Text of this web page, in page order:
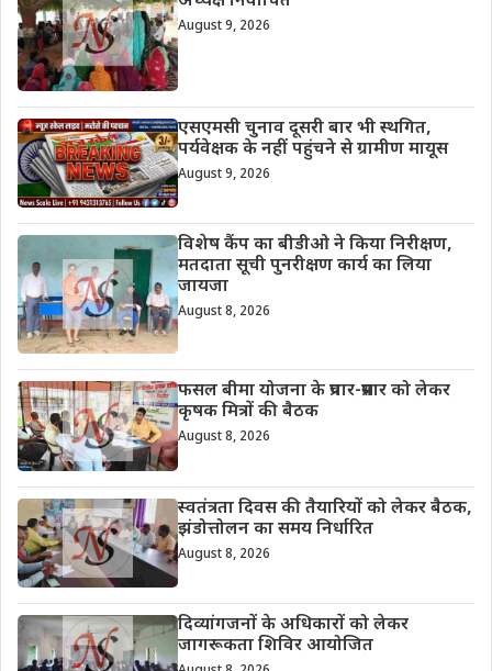
August 9, 2026
एसएमसी चुनाव दूसरी बार भी स्थगित,
पर्यवेक्षक के नहीं पहुंचने से ग्रामीण मायूस
August 9, 2026
विशेष कैंप का बीडीओ ने किया निरीक्षण,
मतदाता सूची पुनरीक्षण कार्य का लिया
जायजा
August 8, 2026
फसल बीमा योजना के प्रचार-प्रसार को लेकर
कृषक मित्रों की बैठक
August 8, 2026
स्वतंत्रता दिवस की तैयारियों को लेकर बैठक,
झंडोत्तोलन का समय निर्धारित
August 8, 2026
दिव्यांगजनों के अधिकारों को लेकर
जागरूकता शिविर आयोजित